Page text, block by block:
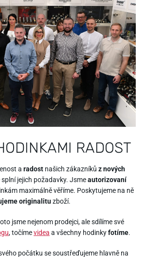
RADOST
a radost našich zákazníků z nových
splní jejich požadavky. Jsmeautorizovaní
maximálně věříme. Poskytujeme na ně
originalituzboží.
jsme nejenom prodejci, ale sdílíme své
, točímevidea a všechny hodinkyfotíme.
počátku se soustřeďujeme hlavně na